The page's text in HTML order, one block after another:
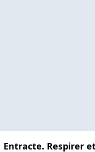
Entracte. Respirer